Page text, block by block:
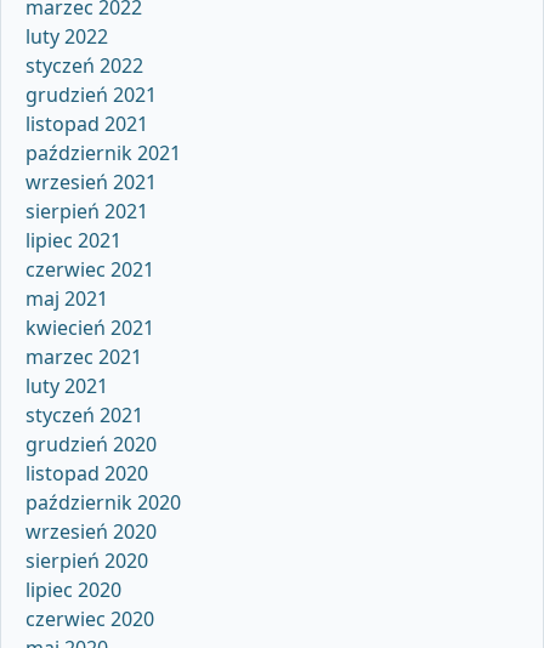
marzec 2022
luty 2022
styczeń 2022
grudzień 2021
listopad 2021
październik 2021
wrzesień 2021
sierpień 2021
lipiec 2021
czerwiec 2021
maj 2021
kwiecień 2021
marzec 2021
luty 2021
styczeń 2021
grudzień 2020
listopad 2020
październik 2020
wrzesień 2020
sierpień 2020
lipiec 2020
czerwiec 2020